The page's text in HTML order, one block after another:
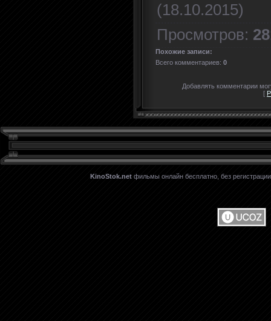
(18.10.2015)
Просмотров:
Похожие записи:
Всего комментариев: 0
Добавлять комментарии
[
KinoStok.net фильмы онлайн бесплатно, без